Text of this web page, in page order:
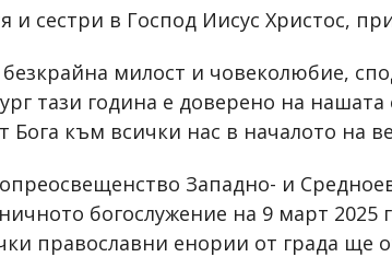
и сестри в Господ Иисус Христос,
милост и човеколюбие,
тази година е доверено на
Бога към всички нас в началото на
Западно- и
богослужение на 9 март 2025
православни енории от града ще